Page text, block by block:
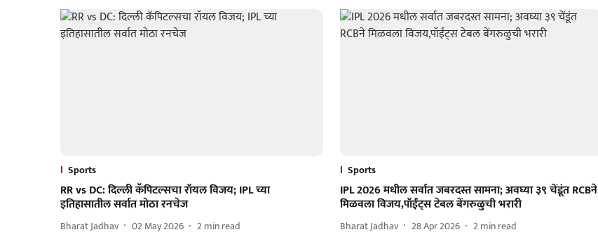
Sports
RR vs DC: दिल्ली कॅपिटल्सचा रॉयल विजय; IPL च्या
इतिहासातील सर्वात मोठा रनचेज
Bharat Jadhav 02 May 2026 2min read
Sports
IPL 2026 मधील सर्वात जबरदस्त सामना; अवघ्या ३९ चेंडूंत RCBने
मिळवला विजय,पॉईंट्स टेबल बेंगरुळुची भरारी
Bharat Jadhav 28 Apr 2026 2min read